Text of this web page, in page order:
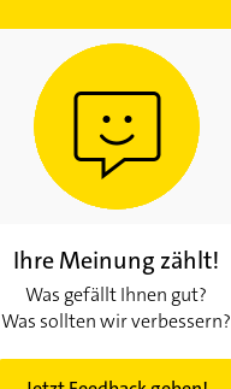
Ihre Meinung zählt!
Was gefällt Ihnen gut?
Was sollten wir verbessern?